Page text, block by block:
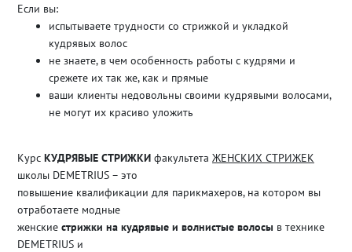
Если вы:
испытываете трудности со стрижкой и укладкой
кудрявых волос
не знаете, в чем особенность работы с кудрями и
срежете их так же, как и прямые
ваши клиенты недовольны своими кудрявыми волосами,
не могут их красиво уложить
Курс КУДРЯВЫЕ СТРИЖКИ факультета ЖЕНСКИХ СТРИЖЕК
школы DEMETRIUS – это
повышение квалификации для парикмахеров, на котором вы
отработаете модные
женские стрижки на кудрявые и волнистые волосы в технике
DEMETRIUS и